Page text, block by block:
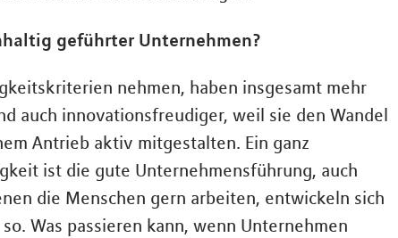
geführter Unternehmen?
nehmen, haben insgesamt mehr
auch innovationsfreudiger, weil sie den Wandel
Antrieb aktiv mitgestalten. Ein ganz
ist die gute Unternehmensführung, auch
die Menschen gern arbeiten, entwickeln sich
Was passieren kann, wenn Unternehmen